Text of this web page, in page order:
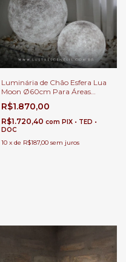
Luminária de Chão Esfera Lua
Moon Ø60cm Para Áreas
Internos e Externos.
R$1.870,00
R$1.720,40 com PIX • TED •
DOC
10 x de R$187,00 sem juros